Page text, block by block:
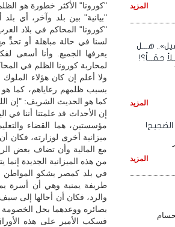
"كورونا" الأكثر خطورة هو
"بيانية" بين بلد وآخر، أي
"كورونا" المحاكم في بلاد
لسنا في حالة مباهلة أو تحدٍّ
يعرفها الجميع. وأنا أسعى
لمحاربة كورونا الظلم في
ولا أعلم إن كان هؤلاء
بسبب ظلمهم رعاياهم، كما
كما هو الحديث الشريف: "إن
إن الأحداث قد علمتنا أننا في
مؤسستين، هما القضاء
ميزانية أخرى لوزارته، فكان
مع المالية وأن تضاف بعض
من هذه الميزانية الجديدة
في بلد كمصر يشكو
طريفة يمنية وهي أن أسرة
والرد، فكان أن أحالها إلى
بصائره ووعدهما بحل
فسكب الأمير على هذه
المزيد
هـــل
حقـــاً؟!
المزيد
الضجيج!
المزيد